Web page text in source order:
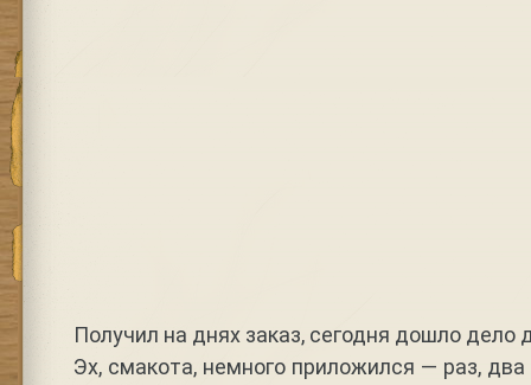
Получил на днях заказ, сегодня дошло дело
Эх, смакота, немного приложился — раз,